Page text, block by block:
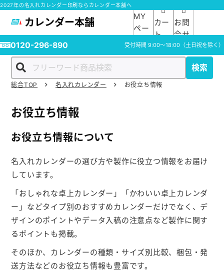
2027年の名入れカレンダー印刷ならカレンダー本舗へ
カレンダー本舗
検索
MY
ペー
ジ
カー
ト
お問
合せ
0120-296-890
受付時間 9:00～18:00 （土日祝を除く）
商品一覧
入稿ガイド
スタッフ紹介
お役立ち情報
よくあるご質問
総合TOP 名入れカレンダー お役立ち情報
お役立ち情報
お役立ち情報について
名入れカレンダーの選び方や製作に役立つ情報をお届け
しています。
「おしゃれな卓上カレンダー」「かわいい卓上カレンダ
ー」などタイプ別のおすすめカレンダーだけでなく、デ
ザインのポイントやデータ入稿の注意点など製作に関す
るポイントも掲載。
そのほか、カレンダーの種類・サイズ別比較、梱包・発
送方法などのお役立ち情報も豊富です。